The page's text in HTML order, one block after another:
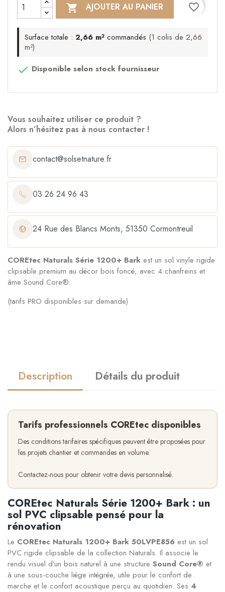
 AJOUTER AU PANIER favorite_border
Surface totale : 2,66 m²commandés (1 colis de 2,66
m²)
 Disponible selon stock fournisseur
Vous souhaitez utiliser ce produit ?
Alors n’hésitez pas à nous contacter !
contact@solsetnature.fr
03 26 24 96 43
24 Rue des Blancs Monts, 51350 Cormontreuil
COREtec Naturals Série 1200+ Bark est un sol vinyle rigide
clipsable premium au décor bois foncé, avec 4 chanfreins et
âme Sound Core®.
(tarifs PRO disponibles sur demande)
Description Détails du produit
Tarifs professionnels COREtec disponibles
Des conditions tarifaires spécifiques peuvent être proposées pour
les projets chantier et commandes en volume.
Contactez-nous pour obtenir votre devis personnalisé.
COREtec Naturals Série 1200+ Bark : un
sol PVC clipsable pensé pour la
rénovation
Le COREtec Naturals 1200+ Bark 50LVPE856 est un sol
PVC rigide clipsable de la collection Naturals. Il associe le
rendu visuel d’un bois naturel à une structure Sound Core® et
à une sous-couche liège intégrée, utile pour le confort de
marche et le confort acoustique perçu au quotidien. Ses 4